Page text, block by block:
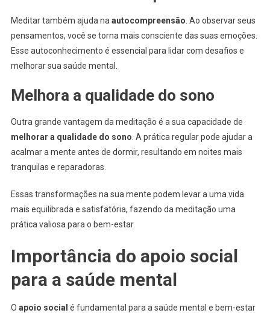
Meditar também ajuda na autocompreensão . Ao observar seus
pensamentos, você se torna mais consciente das suas emoções.
Esse autoconhecimento é essencial para lidar com desafios e
melhorar sua saúde mental.
Melhora a qualidade do sono
Outra grande vantagem da meditação é a sua capacidade de
melhorar a qualidade do sono . A prática regular pode ajudar a
acalmar a mente antes de dormir, resultando em noites mais
tranquilas e reparadoras.
Essas transformações na sua mente podem levar a uma vida
mais equilibrada e satisfatória, fazendo da meditação uma
prática valiosa para o bem-estar.
Importância do apoio social
para a saúde mental
O apoio social é fundamental para a saúde mental e bem-estar